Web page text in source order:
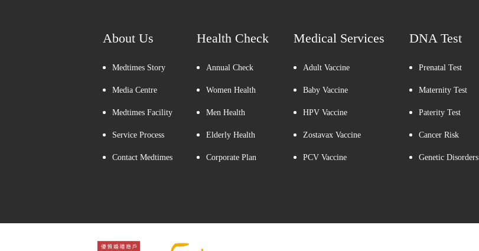
About Us
Medtimes Story
Media Centre
Medtimes Facility
Service Process
Contact Medtimes
Health Check
Annual Check
Women Health
Men Health
Elderly Health
Corporate Plan
Medical Services
Adult Vaccine
Baby Vaccine
HPV Vaccine
Zostavax Vaccine
PCV Vaccine
DNA Test
Prenatal Test
Maternity Test
Paterity Test
Cancer Risk
Genetic Disorders